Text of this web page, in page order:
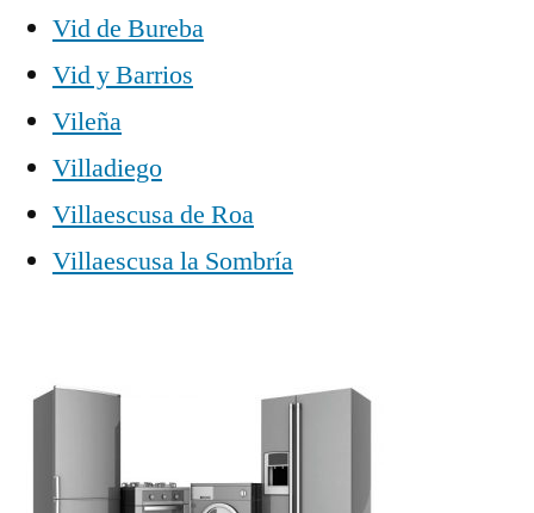
Vid de Bureba
Vid y Barrios
Vileña
Villadiego
Villaescusa de Roa
Villaescusa la Sombría